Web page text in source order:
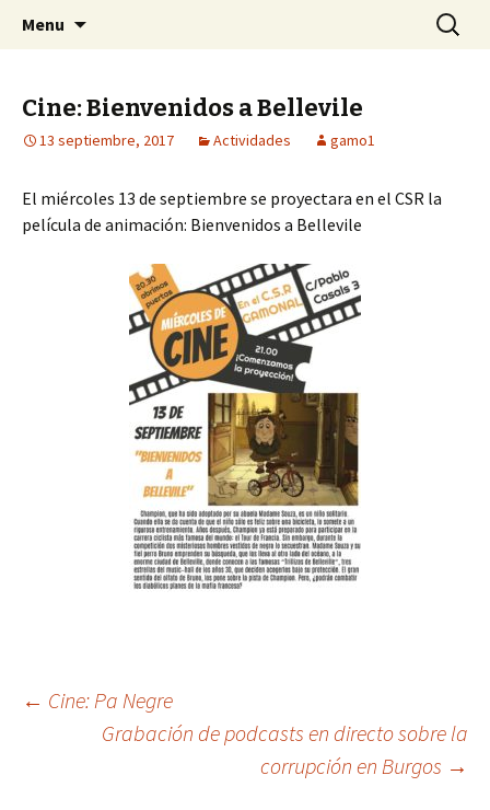
CSR Gamonal
Centro Social Recuperado Gamonal
Menu Buscar:
Cine: Bienvenidos a Bellevile
13 septiembre, 2017 Actividades gamo1
El miércoles 13 de septiembre se proyectara en el CSR la
película de animación: Bienvenidos a Bellevile
Post
navigation
← Cine: Pa Negre
Grabación de podcasts en directo sobre la
corrupción en Burgos →